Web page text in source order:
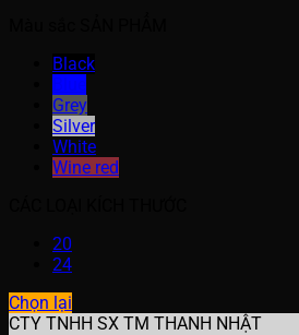
Black
Grey
Silver
White
Wine red
20
24
Chọn lại
CTY TNHH SX TM THANH NHẬT